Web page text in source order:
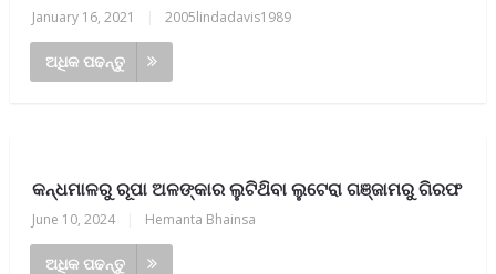
January 16, 2021 2005lindadavis1989
ଅଧିକ ପଢନ୍ତୁ
କନ୍ଧମାଳରୁ ରୂପା ଅଳଙ୍କାର ଲୁଟିଥ‌ିବା ଲୁଟେରା ଗଞ୍ଜାମରୁ ଗିରଫ
June 10, 2024 Hemanta Bhainsa
ଅଧିକ ପଢନ୍ତୁ